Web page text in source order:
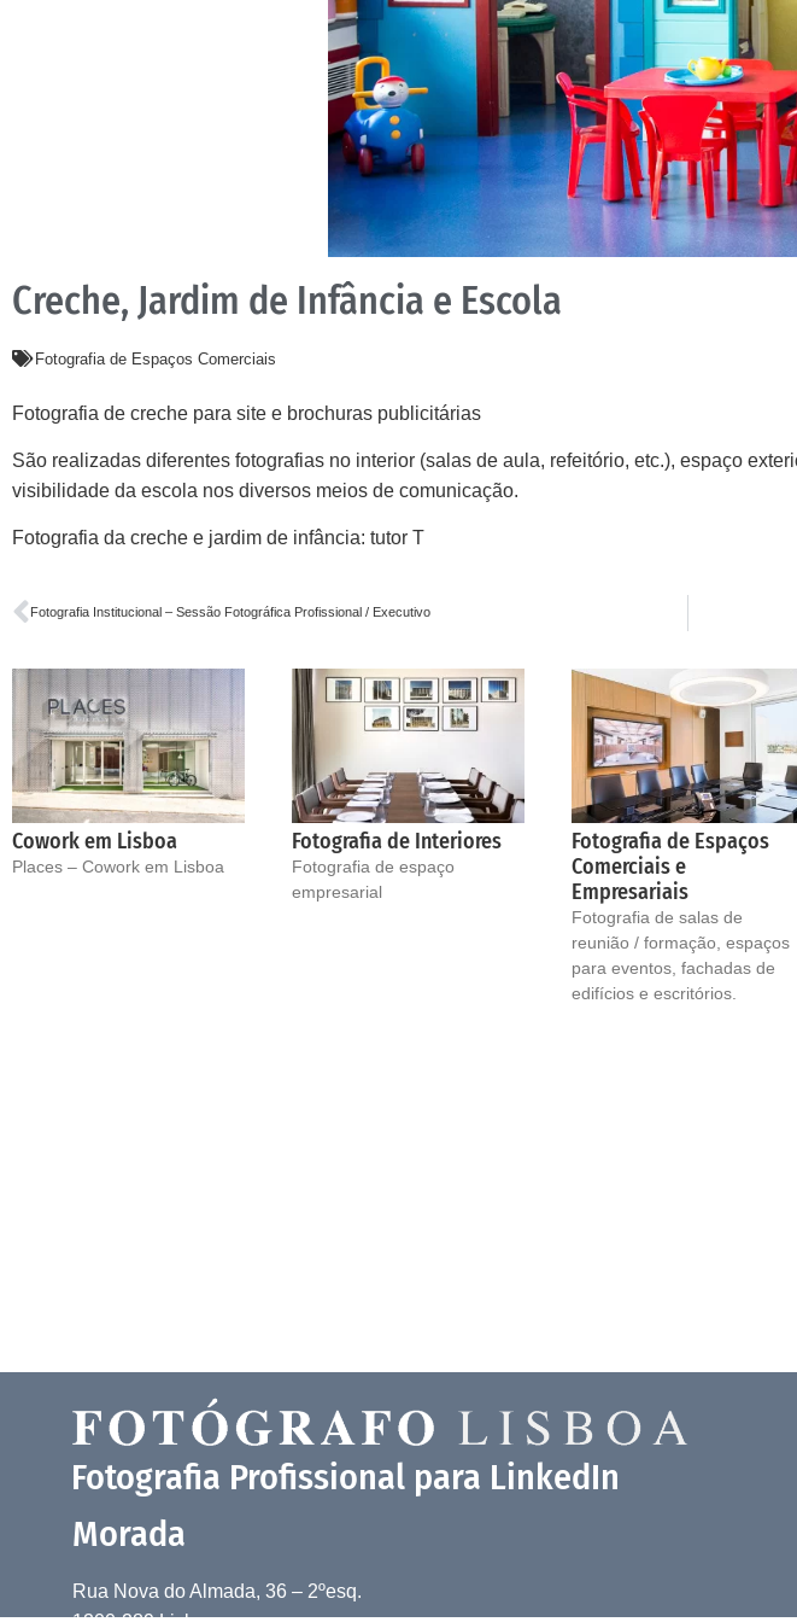
Creche, Jardim de Infância e Escola
Fotografia de Espaços Comerciais
Fotografia de creche para site e brochuras publicitárias
São realizadas diferentes fotografias no interior (salas de aula, refeitório, etc.), espaço
visibilidade da escola nos diversos meios de comunicação.
Fotografia da creche e jardim de infância: tutor T
Fotografia Institucional – Sessão Fotográfica Profissional / Executivo
Cowork em Lisboa
Places – Cowork em Lisboa
Fotografia de Interiores
Fotografia de espaço
empresarial
Fotografia de Espaços
Comerciais e
Empresariais
Fotografia de salas de
reunião / formação, espaços
para eventos, fachadas de
edifícios e escritórios.
Fotografia Profissional para LinkedIn
Morada
Rua Nova do Almada, 36 – 2ºesq.